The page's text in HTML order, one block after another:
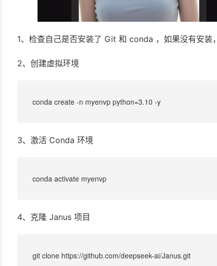
1、检查自己是否安装了 Git 和 conda ，如果没有安装
2、创建虚拟环境
conda create -n myenvp python=3.10 -y
3、激活 Conda 环境
conda activate myenvp
4、克隆 Janus 项目
git clone https://github.com/deepseek-ai/Janus.git